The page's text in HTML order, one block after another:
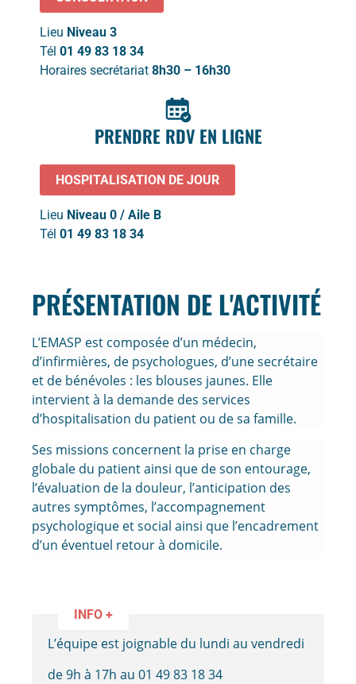
Lieu Niveau 3
Tél 01 49 83 18 34
Horaires secrétariat 8h30 – 16h30
PRENDRE RDV EN LIGNE
HOSPITALISATION DE JOUR
Lieu Niveau 0 / Aile B
Tél 01 49 83 18 34
PRÉSENTATION DE L'ACTIVITÉ
L’EMASP est composée d’un médecin,
d’infirmières, de psychologues, d’une secrétaire
et de bénévoles : les blouses jaunes. Elle
intervient à la demande des services
d’hospitalisation du patient ou de sa famille.
Ses missions concernent la prise en charge
globale du patient ainsi que de son entourage,
l’évaluation de la douleur, l’anticipation des
autres symptômes, l’accompagnement
psychologique et social ainsi que l’encadrement
d’un éventuel retour à domicile.
INFO +
L’équipe est joignable du lundi au vendredi
de 9h à 17h au 01 49 83 18 34